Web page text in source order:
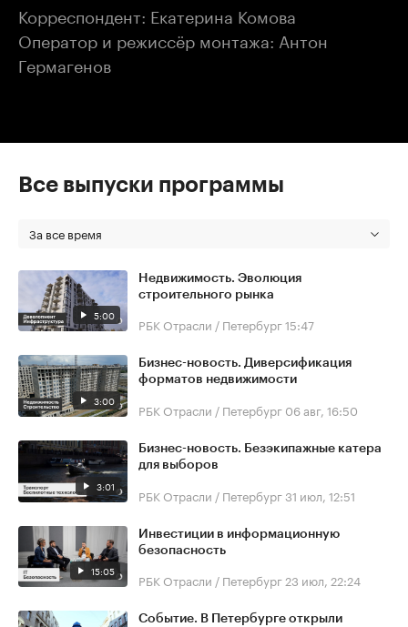
Корреспондент: Екатерина Комова
Оператор и режиссёр монтажа: Антон
Гермагенов
Все выпуски программы
За все время
5:00
Недвижимость. Эволюция
строительного рынка
РБК Отрасли / Петербург15:47
3:00
Бизнес-новость. Диверсификация
форматов недвижимости
РБК Отрасли / Петербург 06 авг, 16:50
3:01
Бизнес-новость. Безэкипажные катера
для выборов
РБК Отрасли / Петербург31 июл, 12:51
15:05
Инвестиции в информационную
безопасность
РБК Отрасли / Петербург 23 июл, 22:24
Событие. В Петербурге открыли